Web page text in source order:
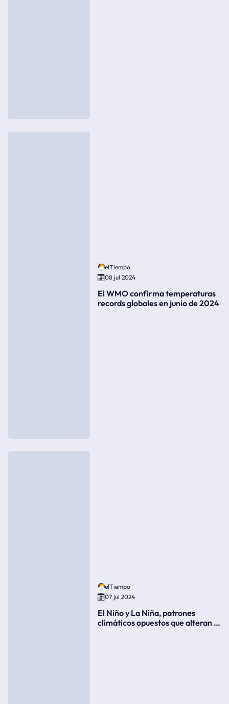
elTiempo
08 jul 2024
El WMO confirma temperaturas
records globales en junio de 2024
elTiempo
07 jul 2024
El Niño y La Niña, patrones
climáticos opuestos que alteran la